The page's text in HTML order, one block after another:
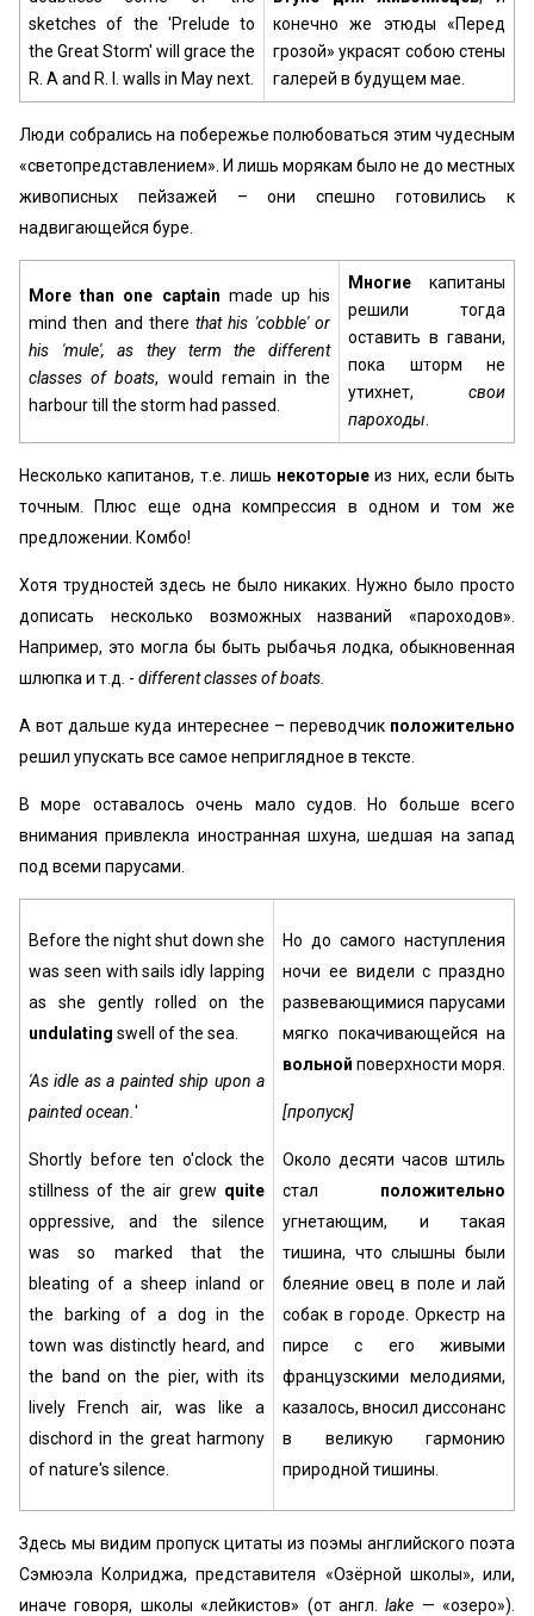
sketches of the 'Prelude to
the Great Storm' will grace the
R. A and R. I. walls in May next.
конечно же этюды «Перед
грозой» украсят собою стены
галерей в будущем мае.
Люди собрались на побережье полюбоваться этим чудесным
«светопредставлением». И лишь морякам было не до местных
живописных пейзажей – они спешно готовились к
надвигающейся буре.
More than one captain made up his
mind then and therethat his 'cobble' or
his 'mule', as they term the different
classes of boats, would remain in the
harbour till the storm had passed.
Многие капитаны
решили тогда
оставить в гавани,
пока шторм не
утихнет, свои
пароходы
Несколько капитанов, т.е. лишь некоторые из них, если быть
точным. Плюс еще одна компрессия в одном и том же
предложении. Комбо!
Хотя трудностей здесь не было никаких. Нужно было просто
дописать несколько возможных названий «пароходов».
Например, это могла бы быть рыбачья лодка, обыкновенная
шлюпка и т.д. - different classes of boats.
А вот дальше куда интереснее – переводчик положительно
решил упускать все самое неприглядное в тексте.
В море оставалось очень мало судов. Но больше всего
внимания привлекла иностранная шхуна, шедшая на запад
под всеми парусами.
Before the night shut down she
was seen with sails idly lapping
as she gently rolled on the
undulating swell of the sea.
'As idle as a painted ship upon a
painted ocean. '
Shortly before ten o'clock the
stillness of the air grew quite
oppressive, and the silence
was so marked that the
bleating of a sheep inland or
the barking of a dog in the
town was distinctly heard, and
the band on the pier, with its
lively French air, was like a
dischord in the great harmony
of nature's silence.
Но до самого наступления
ночи ее видели с праздно
развевающимися парусами
мягко покачивающейся на
вольной поверхности моря.
[пропуск]
Около десяти часов штиль
стал положительно
угнетающим, и такая
тишина, что слышны были
блеяние овец в поле и лай
собак в городе. Оркестр на
пирсе с его живыми
французскими мелодиями,
казалось, вносил диссонанс
в великую гармонию
природной тишины.
Здесь мы видим пропуск цитаты из поэмы английского поэта
Сэмюэла Колриджа, представителя «Озёрной школы», или,
иначе говоря, школы «лейкистов» (от англ.lake — «озеро»).